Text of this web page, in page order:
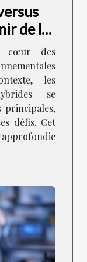
de la
cœur des
les
se
principales,
défis. Cet